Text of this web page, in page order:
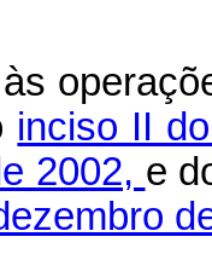
às
inciso II
2002, e